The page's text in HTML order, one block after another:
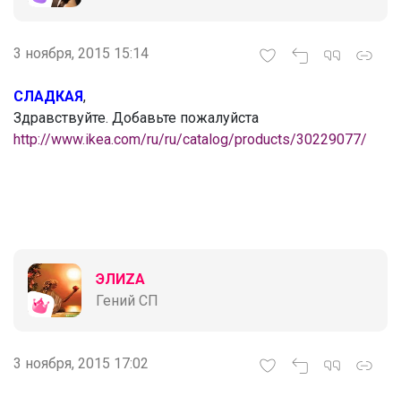
3 ноября, 2015 15:14
СЛАДКАЯ,
Здравствуйте. Добавьте пожалуйста
http://www.ikea.com/ru/ru/catalog/products/30229077/
ЭЛИZА
Гений СП
3 ноября, 2015 17:02